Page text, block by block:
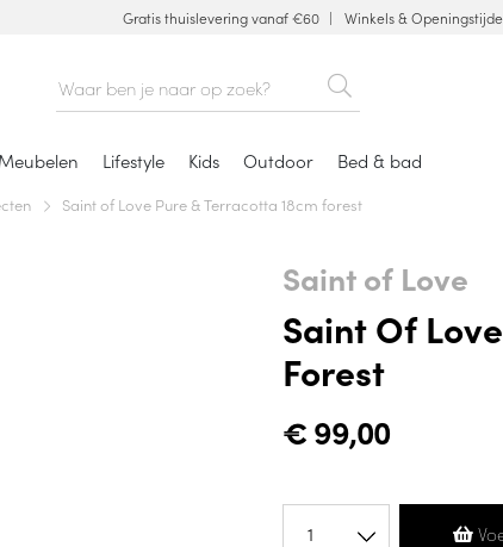
Gratis thuislevering vanaf €60 Winkels &
Meubelen Lifestyle Kids Outdoor Bed & bad
Saint of Love Pure & Terracotta 18cm forest
Saint of Love
Saint Of
Forest
€99,00